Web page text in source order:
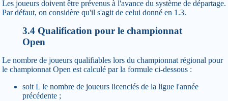
Les joueurs doivent être prévenus à l'avance du système de départage.
Par défaut, on considère qu'il s'agit de celui donné en 1.3.
3.4 Qualification pour le championnat
Open
Le nombre de joueurs qualifiables lors du championnat régional pour
le championnat Open est calculé par la formule ci-dessous :
soit L le nombre de joueurs licenciés de la ligue l'année
précédente ;